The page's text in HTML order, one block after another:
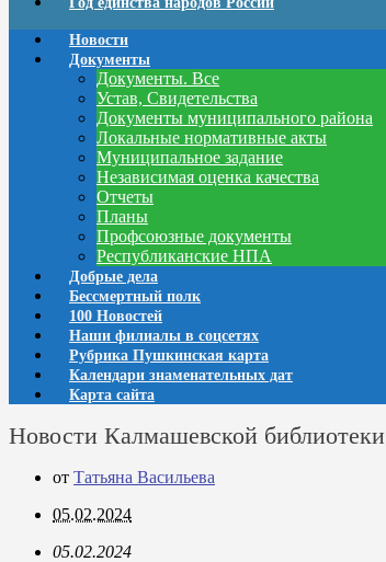
Новости
Документы
Документы. Все
Устав, Свидетельства
Документы муниципального района
Локальные нормативные акты
Муниципальное задание
Независимая оценка качества
Отчеты
Планы
Профсоюзные документы
Республиканские НПА
Добрые дела
Бессмертный полк
100 Новостей
Наши филиалы в соцсетях
Рубрика Пушкинская карта
Календари знаменательных дат
Карта сайта
Новости Калмашевской библиотеки
от Татьяна Васильева
05.02.2024
05.02.2024